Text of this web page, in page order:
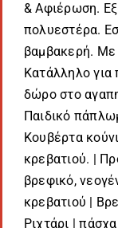
& Αφιέρωση.
πολυεστέρα.
βαμβακερή. Με
Κατάλληλο για
δώρο στο
Παιδικό
Κουβέρτα
κρεβατιού. |
βρεφικό,
κρεβατιού |
Ριχτάρι |